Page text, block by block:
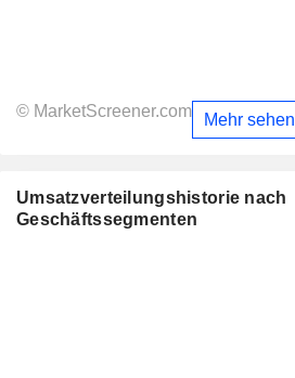
© MarketScreener.com Mehr sehen
Umsatzverteilungshistorie nach
Geschäftssegmenten